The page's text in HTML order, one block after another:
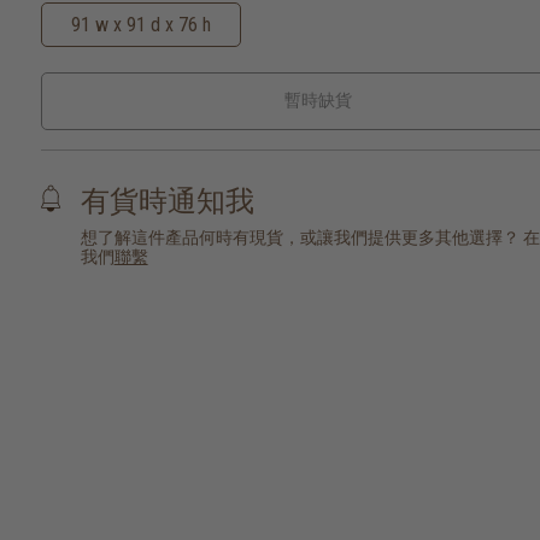
91 w x 91 d x 76 h
暫時缺貨
有貨時通知我
想了解這件產品何時有現貨，或讓我們提供更多其他選擇？
我們聯繫